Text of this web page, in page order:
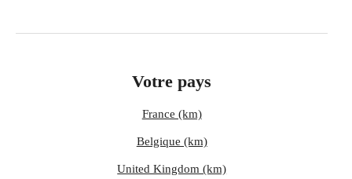
Votre pays
France (km)
Belgique (km)
United Kingdom (km)